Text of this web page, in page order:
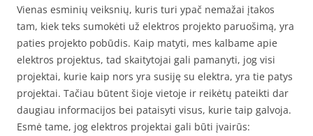
Vienas esminių veiksnių, kuris turi ypač nemažai įtakos
tam, kiek teks sumokėti už elektros projekto paruošimą, yra
paties projekto pobūdis. Kaip matyti, mes kalbame apie
elektros projektus, tad skaitytojai gali pamanyti, jog visi
projektai, kurie kaip nors yra susiję su elektra, yra tie patys
projektai. Tačiau būtent šioje vietoje ir reikėtų pateikti dar
daugiau informacijos bei pataisyti visus, kurie taip galvoja.
Esmė tame, jog elektros projektai gali būti įvairūs: